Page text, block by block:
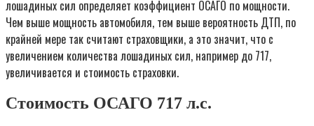
лошадиных сил определяет коэффициент ОСАГО по мощности.
Чем выше мощность автомобиля, тем выше вероятность ДТП, по
крайней мере так считают страховщики, а это значит, что с
увеличением количества лошадиных сил, например до 717,
увеличивается и стоимость страховки.
Стоимость ОСАГО 717 л.с.